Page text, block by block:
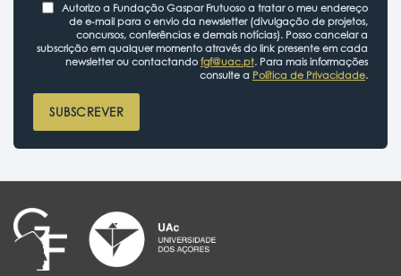
Autorizo a Fundação Gaspar Frutuoso a tratar o meu endereço
de e-mail para o envio da newsletter (divulgação de projetos,
concursos, conferências e demais notícias). Posso cancelar a
subscrição em qualquer momento através do link presente em cada
newsletter ou contactando fgf@uac.pt. Para mais informações
consulte a Política de Privacidade.
SUBSCREVER